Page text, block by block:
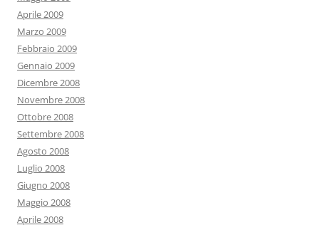
Aprile 2009
Marzo 2009
Febbraio 2009
Gennaio 2009
Dicembre 2008
Novembre 2008
Ottobre 2008
Settembre 2008
Agosto 2008
Luglio 2008
Giugno 2008
Maggio 2008
Aprile 2008